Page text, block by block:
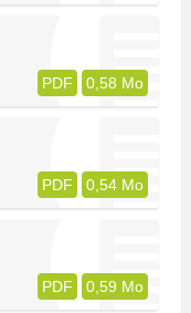
PDF 0,58 Mo
PDF 0,54 Mo
PDF 0,59 Mo